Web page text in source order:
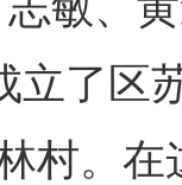
立了
村。